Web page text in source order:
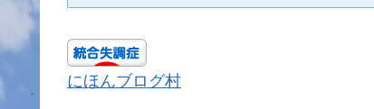
にほんブログ村